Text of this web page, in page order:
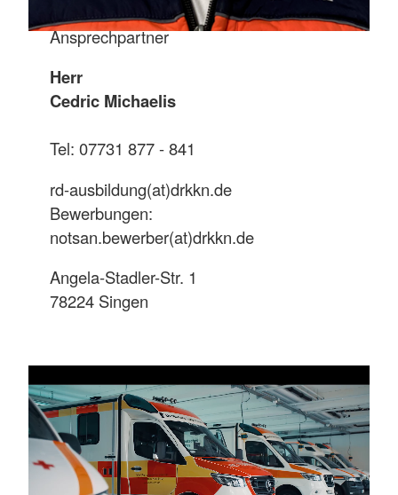
Ansprechpartner
Herr
Cedric Michaelis
Tel: 07731 877 - 841
rd-ausbildung(at)drkkn.de
Bewerbungen:
notsan.bewerber(at)drkkn.de
Angela-Stadler-Str. 1
78224 Singen